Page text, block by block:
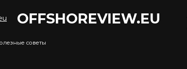
OFFSHOREVIEW.EU
советы